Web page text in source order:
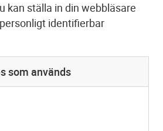
kan ställa in din webbläsare
identifierbar
som används